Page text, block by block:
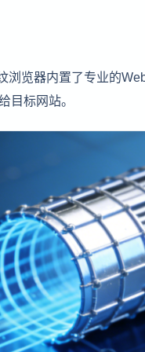
浏览器内置了专业的
标网站。